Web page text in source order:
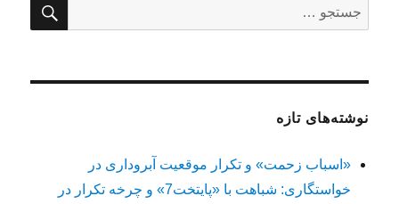
برای:
نوشته‌های تازه
«اسباب زحمت» و تکرار موقعیت آبروداری در
خواستگاری: شباهت با «پایتخت7» و چرخه تکرار در